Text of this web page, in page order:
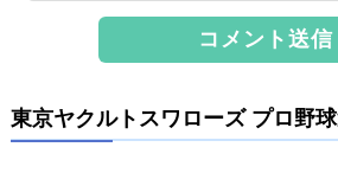
東京ヤクルトスワローズ プロ野